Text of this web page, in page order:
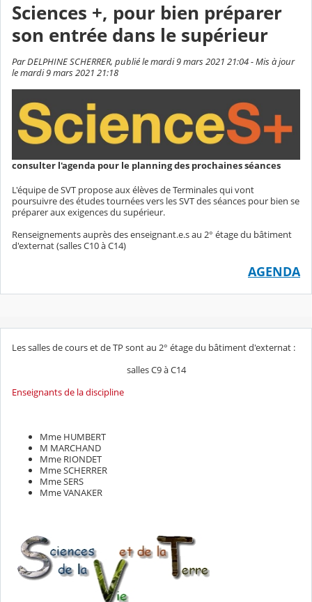
Sciences +, pour bien préparer
son entrée dans le supérieur
Par DELPHINE SCHERRER, publié le mardi 9 mars 2021 21:04 - Mis à jour
le mardi 9 mars 2021 21:18
consulter l'agenda pour le planning des prochaines séances
L'équipe de SVT propose aux élèves de Terminales qui vont
poursuivre des études tournées vers les SVT des séances pour bien se
préparer aux exigences du supérieur.
Renseignements auprès des enseignant.e.s au 2° étage du bâtiment
d'externat (salles C10 à C14)
AGENDA
Les salles de cours et de TP sont au 2° étage du bâtiment d'externat :
salles C9 à C14
Enseignants de la discipline
Mme HUMBERT
M MARCHAND
Mme RIONDET
Mme SCHERRER
Mme SERS
Mme VANAKER